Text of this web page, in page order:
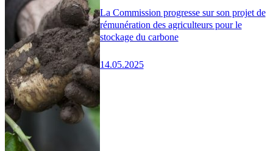
La Commission progresse sur son projet de
rémunération des agriculteurs pour le
stockage du carbone
14.05.2025